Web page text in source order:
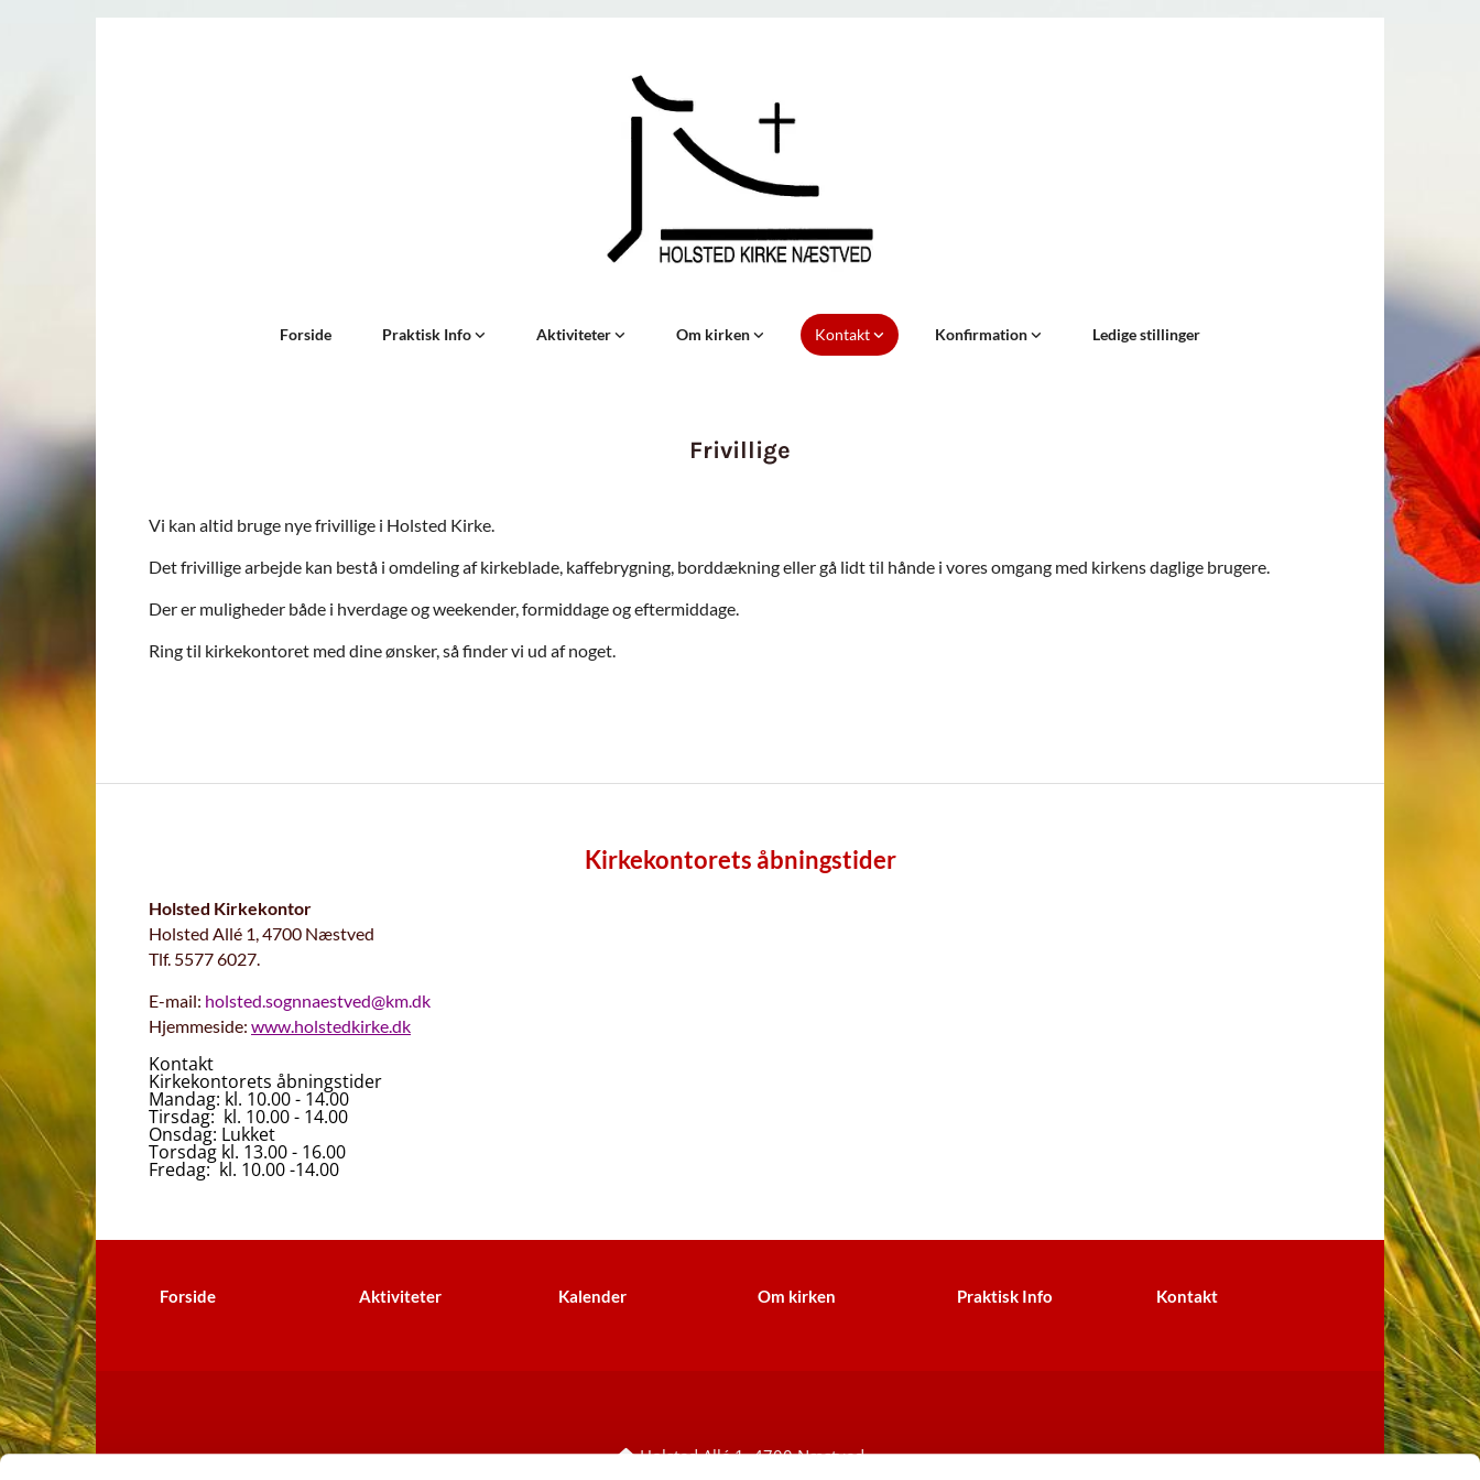
Forside Praktisk Info Aktiviteter Om kirken Kontakt Konfirmation Ledige stillinger
Frivillige
Vi kan altid bruge nye frivillige i Holsted Kirke.
Det frivillige arbejde kan bestå i omdeling af kirkeblade, kaffebrygning, borddækning eller gå lidt til hånde i vores omgang med kirkens daglige brugere.
Der er muligheder både i hverdage og weekender, formiddage og eftermiddage.
Ring til kirkekontoret med dine ønsker, så finder vi ud af noget.
Kirkekontorets åbningstider
Holsted Kirkekontor
Holsted Allé 1, 4700 Næstved
Tlf. 5577 6027.
E-mail: holsted.sognnaestved@km.dk
Hjemmeside: www.holstedkirke.dk
Kontakt
Kirkekontorets åbningstider
Mandag: kl. 10.00 - 14.00
Tirsdag: kl. 10.00 - 14.00
Onsdag: Lukket
Torsdag kl. 13.00 - 16.00
Fredag: kl. 10.00 -14.00
Forside Aktiviteter Kalender Om kirken Praktisk Info Kontakt
Holsted Allé 1, 4700 Næstved